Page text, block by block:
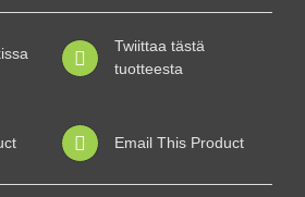
Twiittaa tästä
tuotteesta
Email This Product